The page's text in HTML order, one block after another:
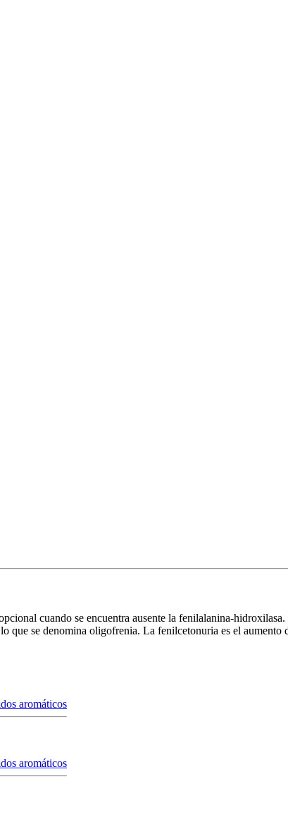
cuando se encuentra ausente la fenilalanina-
que se denomina oligofrenia. La fenilcetonuria es el
aromáticos
aromáticos